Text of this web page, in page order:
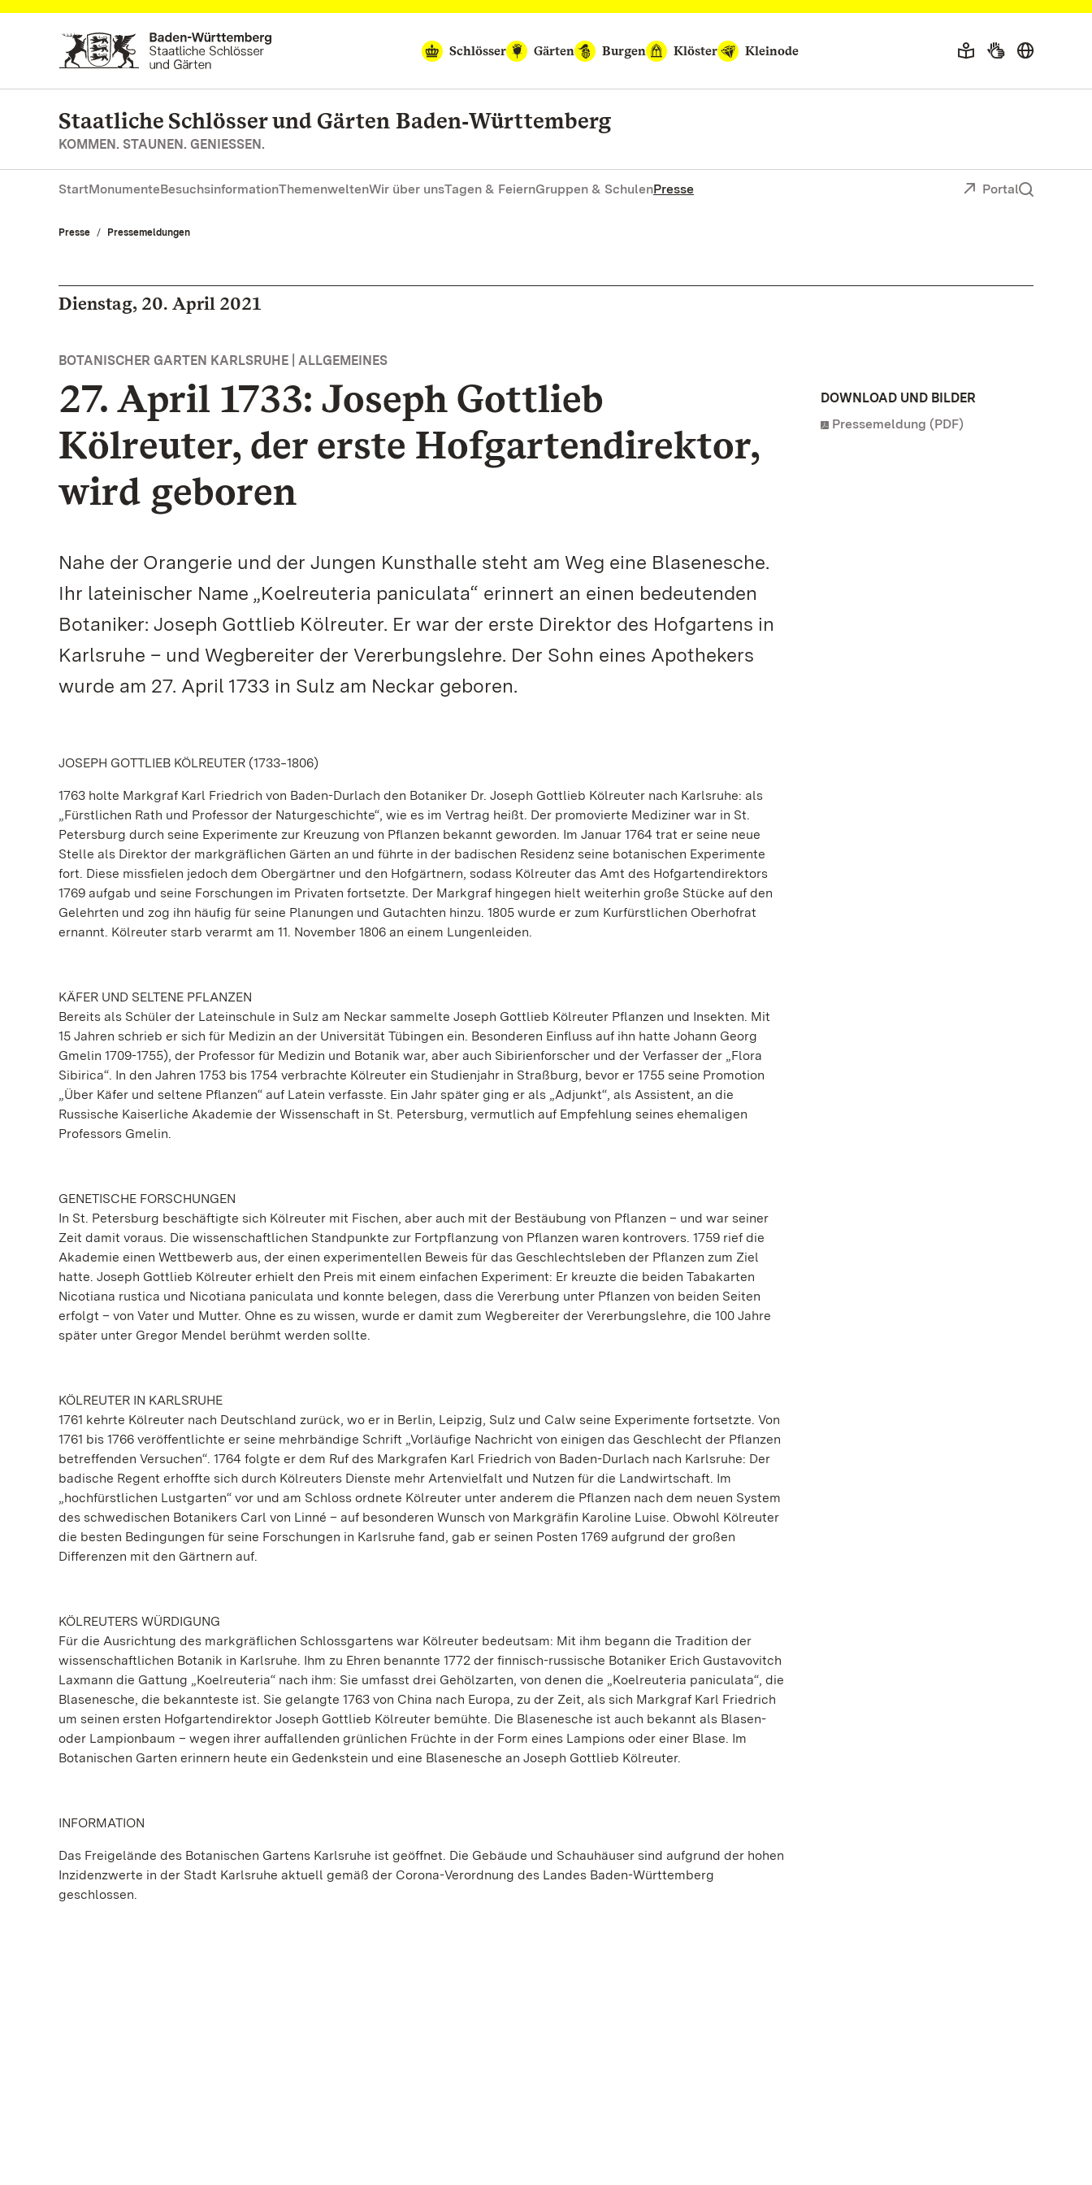
Zum Hauptinhalt springen
Schlösser
Gärten Burgen Klöster Kleinode
Staatliche Schlösser und Gärten Baden‑Württemberg
KOMMEN. STAUNEN. GENIESSEN.
StartMonumenteBesuchsinformationThemenweltenWir über unsTagen & FeiernGruppen & SchulenPresse Portal
Presse Pressemeldungen
Dienstag, 20. April 2021
BOTANISCHER GARTEN KARLSRUHE | ALLGEMEINES
27. April 1733: Joseph Gottlieb
Kölreuter, der erste Hofgartendirektor,
wird geboren
Nahe der Orangerie und der Jungen Kunsthalle steht am Weg eine Blasenesche.
Ihr lateinischer Name „Koelreuteria paniculata“ erinnert an einen bedeutenden
Botaniker: Joseph Gottlieb Kölreuter. Er war der erste Direktor des Hofgartens in
Karlsruhe – und Wegbereiter der Vererbungslehre. Der Sohn eines Apothekers
wurde am 27. April 1733 in Sulz am Neckar geboren.
JOSEPH GOTTLIEB KÖLREUTER (1733‒1806)
1763 holte Markgraf Karl Friedrich von Baden-Durlach den Botaniker Dr. Joseph Gottlieb Kölreuter nach Karlsruhe: als
„Fürstlichen Rath und Professor der Naturgeschichte“, wie es im Vertrag heißt. Der promovierte Mediziner war in St.
Petersburg durch seine Experimente zur Kreuzung von Pflanzen bekannt geworden. Im Januar 1764 trat er seine neue
Stelle als Direktor der markgräflichen Gärten an und führte in der badischen Residenz seine botanischen Experimente
fort. Diese missfielen jedoch dem Obergärtner und den Hofgärtnern, sodass Kölreuter das Amt des Hofgartendirektors
1769 aufgab und seine Forschungen im Privaten fortsetzte. Der Markgraf hingegen hielt weiterhin große Stücke auf den
Gelehrten und zog ihn häufig für seine Planungen und Gutachten hinzu. 1805 wurde er zum Kurfürstlichen Oberhofrat
ernannt. Kölreuter starb verarmt am 11. November 1806 an einem Lungenleiden.
KÄFER UND SELTENE PFLANZEN
Bereits als Schüler der Lateinschule in Sulz am Neckar sammelte Joseph Gottlieb Kölreuter Pflanzen und Insekten. Mit
15 Jahren schrieb er sich für Medizin an der Universität Tübingen ein. Besonderen Einfluss auf ihn hatte Johann Georg
Gmelin 1709-1755), der Professor für Medizin und Botanik war, aber auch Sibirienforscher und der Verfasser der „Flora
Sibirica“. In den Jahren 1753 bis 1754 verbrachte Kölreuter ein Studienjahr in Straßburg, bevor er 1755 seine Promotion
„Über Käfer und seltene Pflanzen“ auf Latein verfasste. Ein Jahr später ging er als „Adjunkt“, als Assistent, an die
Russische Kaiserliche Akademie der Wissenschaft in St. Petersburg, vermutlich auf Empfehlung seines ehemaligen
Professors Gmelin.
GENETISCHE FORSCHUNGEN
In St. Petersburg beschäftigte sich Kölreuter mit Fischen, aber auch mit der Bestäubung von Pflanzen – und war seiner
Zeit damit voraus. Die wissenschaftlichen Standpunkte zur Fortpflanzung von Pflanzen waren kontrovers. 1759 rief die
Akademie einen Wettbewerb aus, der einen experimentellen Beweis für das Geschlechtsleben der Pflanzen zum Ziel
hatte. Joseph Gottlieb Kölreuter erhielt den Preis mit einem einfachen Experiment: Er kreuzte die beiden Tabakarten
Nicotiana rustica und Nicotiana paniculata und konnte belegen, dass die Vererbung unter Pflanzen von beiden Seiten
erfolgt – von Vater und Mutter. Ohne es zu wissen, wurde er damit zum Wegbereiter der Vererbungslehre, die 100 Jahre
später unter Gregor Mendel berühmt werden sollte.
KÖLREUTER IN KARLSRUHE
1761 kehrte Kölreuter nach Deutschland zurück, wo er in Berlin, Leipzig, Sulz und Calw seine Experimente fortsetzte. Von
1761 bis 1766 veröffentlichte er seine mehrbändige Schrift „Vorläufige Nachricht von einigen das Geschlecht der Pflanzen
betreffenden Versuchen“. 1764 folgte er dem Ruf des Markgrafen Karl Friedrich von Baden-Durlach nach Karlsruhe: Der
badische Regent erhoffte sich durch Kölreuters Dienste mehr Artenvielfalt und Nutzen für die Landwirtschaft. Im
„hochfürstlichen Lustgarten“ vor und am Schloss ordnete Kölreuter unter anderem die Pflanzen nach dem neuen System
des schwedischen Botanikers Carl von Linné – auf besonderen Wunsch von Markgräfin Karoline Luise. Obwohl Kölreuter
die besten Bedingungen für seine Forschungen in Karlsruhe fand, gab er seinen Posten 1769 aufgrund der großen
Differenzen mit den Gärtnern auf.
KÖLREUTERS WÜRDIGUNG
Für die Ausrichtung des markgräflichen Schlossgartens war Kölreuter bedeutsam: Mit ihm begann die Tradition der
wissenschaftlichen Botanik in Karlsruhe. Ihm zu Ehren benannte 1772 der finnisch-russische Botaniker Erich Gustavovitch
Laxmann die Gattung „Koelreuteria“ nach ihm: Sie umfasst drei Gehölzarten, von denen die „Koelreuteria paniculata“, die
Blasenesche, die bekannteste ist. Sie gelangte 1763 von China nach Europa, zu der Zeit, als sich Markgraf Karl Friedrich
um seinen ersten Hofgartendirektor Joseph Gottlieb Kölreuter bemühte. Die Blasenesche ist auch bekannt als Blasen-
oder Lampionbaum – wegen ihrer auffallenden grünlichen Früchte in der Form eines Lampions oder einer Blase. Im
Botanischen Garten erinnern heute ein Gedenkstein und eine Blasenesche an Joseph Gottlieb Kölreuter.
INFORMATION
Das Freigelände des Botanischen Gartens Karlsruhe ist geöffnet. Die Gebäude und Schauhäuser sind aufgrund der hohen
Inzidenzwerte in der Stadt Karlsruhe aktuell gemäß der Corona-Verordnung des Landes Baden-Württemberg
geschlossen.
DOWNLOAD UND BILDER
Pressemeldung (PDF)